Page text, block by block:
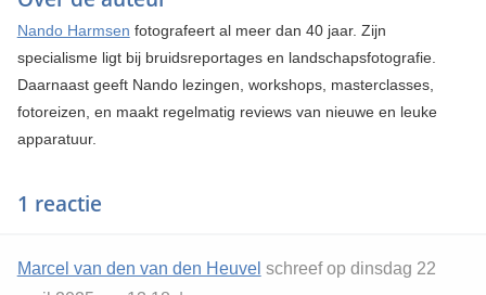
Nando Harmsen fotografeert al meer dan 40 jaar. Zijn
specialisme ligt bij bruidsreportages en landschapsfotografie.
Daarnaast geeft Nando lezingen, workshops, masterclasses,
fotoreizen, en maakt regelmatig reviews van nieuwe en leuke
apparatuur.
1 reactie
Marcel van den van den Heuvel schreef op dinsdag 22